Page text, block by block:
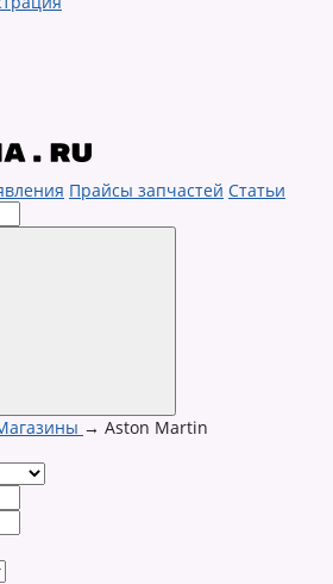
Прайсы запчастей Статьи
→ Aston Martin